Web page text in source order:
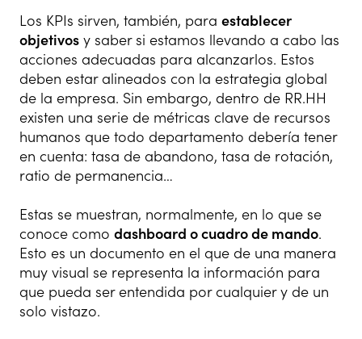
Los KPIs sirven, también, para establecer
objetivos y saber si estamos llevando a cabo las
acciones adecuadas para alcanzarlos. Estos
deben estar alineados con la estrategia global
de la empresa. Sin embargo, dentro de RR.HH
existen una serie de métricas clave de recursos
humanos que todo departamento debería tener
en cuenta: tasa de abandono, tasa de rotación,
ratio de permanencia…
Estas se muestran, normalmente, en lo que se
conoce como dashboard o cuadro de mando.
Esto es un documento en el que de una manera
muy visual se representa la información para
que pueda ser entendida por cualquier y de un
solo vistazo.